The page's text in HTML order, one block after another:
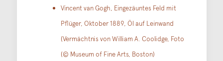
Vincent van Gogh, Eingezäuntes Feld mit
Pflüger, Oktober 1889, Öl auf Leinwand
(Vermächtnis von William A. Coolidge, Foto
(© Museum of Fine Arts, Boston)